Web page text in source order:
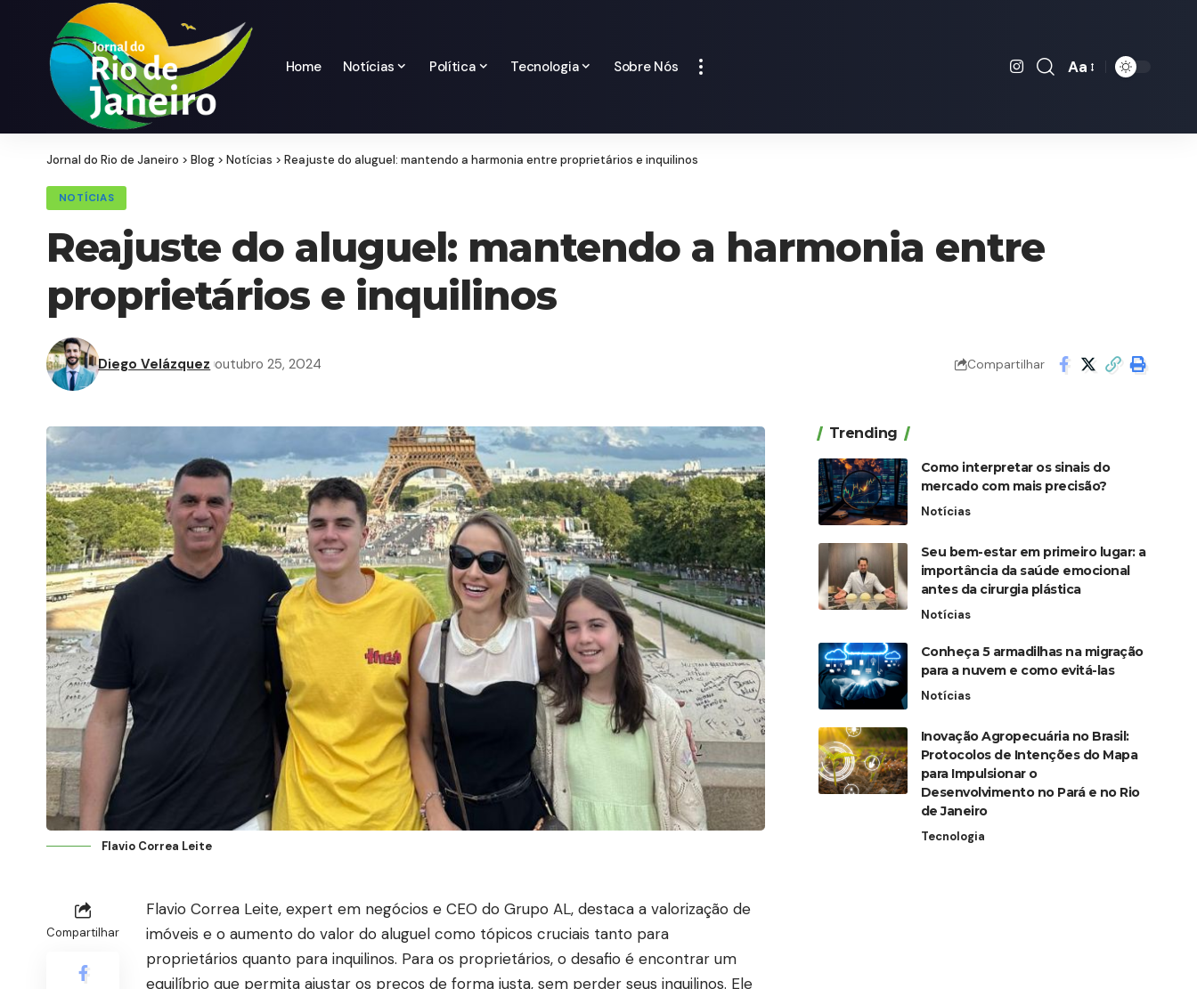
Home Notícias Política Tecnologia Sobre Nós
Font
Aa
Jornal do Rio de Janeiro > Blog > Notícias > Reajuste do aluguel: mantendo a harmonia entre proprietários e inquilinos
NOTÍCIAS
Reajuste do aluguel: mantendo a harmonia entre
proprietários e inquilinos
Diego Velázquez outubro 25, 2024 Compartilhar
Flavio Correa Leite
Compartilhar
Flavio Correa Leite, expert em negócios e CEO do Grupo AL, destaca a valorização de
imóveis e o aumento do valor do aluguel como tópicos cruciais tanto para
proprietários quanto para inquilinos. Para os proprietários, o desafio é encontrar um
equilíbrio que permita ajustar os preços de forma justa, sem perder seus inquilinos. Ele
Trending
Como interpretar os sinais do
mercado com mais precisão?
Notícias
Seu bem-estar em primeiro lugar: a
importância da saúde emocional
antes da cirurgia plástica
Notícias
Conheça 5 armadilhas na migração
para a nuvem e como evitá-las
Notícias
Inovação Agropecuária no Brasil:
Protocolos de Intenções do Mapa
para Impulsionar o
Desenvolvimento no Pará e no Rio
de Janeiro
Tecnologia